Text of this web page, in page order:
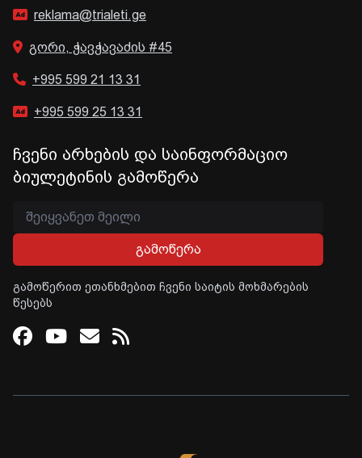
reklama@trialeti.ge
გორი, ჭავჭავაძის #45
+995 599 21 13 31
+995 599 25 13 31
ჩვენი არხების და საინფორმაციო
ბიულეტინის გამოწერა
გამოწერა
გამოწერით ეთანხმებით ჩვენი საიტის მოხმარების
წესებს
Facebook
Youtube
Email
RSS